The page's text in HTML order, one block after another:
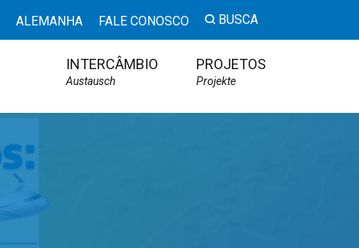
ALEMANHA FALE CONOSCO BUSCA
INTERCÂMBIO
Austausch
PROJETOS
Projekte